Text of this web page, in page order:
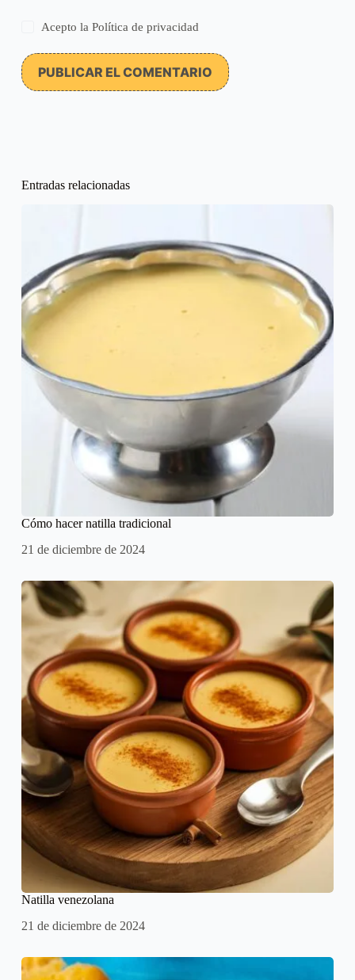
Acepto laPolítica de privacidad
PUBLICAR EL COMENTARIO
Entradas relacionadas
Cómo hacer natilla tradicional
21 de diciembre de 2024
Natilla venezolana
21 de diciembre de 2024